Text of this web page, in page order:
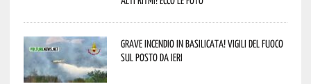
Grave incendio in Basilicata! Vigili del fuoco
sul posto da ieri